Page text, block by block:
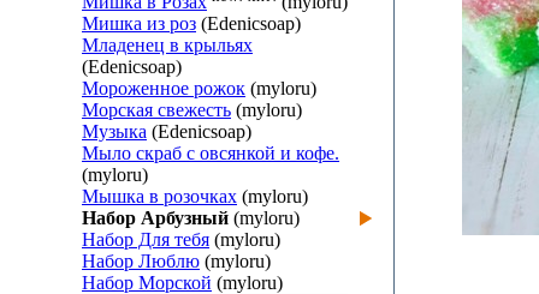
Мишка из роз (Edenicsoap)
Младенец в крыльях
(Edenicsoap)
Мороженное рожок (myloru)
Морская свежесть (myloru)
Музыка (Edenicsoap)
Мыло скраб с овсянкой и кофе.
(myloru)
Мышка в розочках (myloru)
Набор Арбузный (myloru)
Набор Для тебя (myloru)
Набор Люблю (myloru)
Набор Морской (myloru)